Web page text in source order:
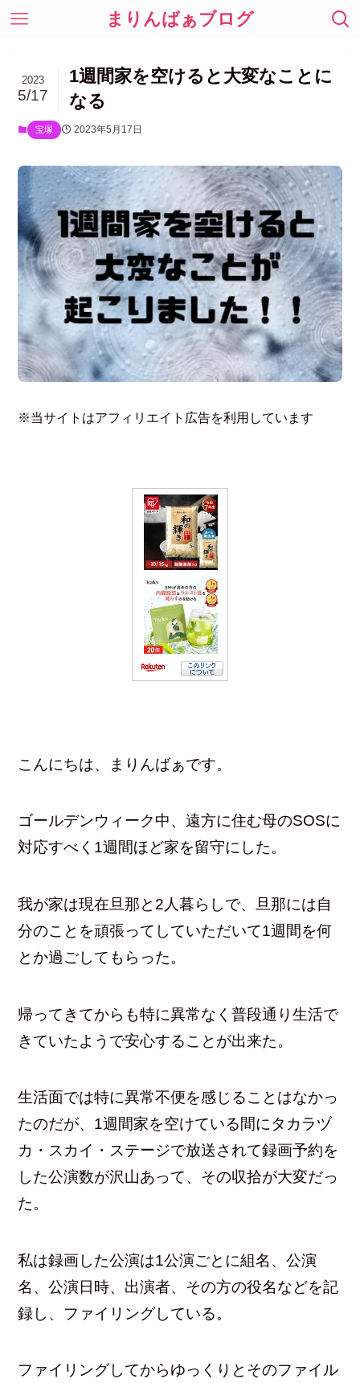
まりんばぁブログ
1週間家を空けると大変なことに
なる
2023
5/17
宝塚 2023年5月17日
※当サイトはアフィリエイト広告を利用しています
こんにちは、まりんばぁです。
ゴールデンウィーク中、遠方に住む母のSOSに
対応すべく1週間ほど家を留守にした。
我が家は現在旦那と2人暮らしで、旦那には自
分のことを頑張ってしていただいて1週間を何
とか過ごしてもらった。
帰ってきてからも特に異常なく普段通り生活で
きていたようで安心することが出来た。
生活面では特に異常不便を感じることはなかっ
たのだが、1週間家を空けている間にタカラヅ
カ・スカイ・ステージで放送されて録画予約を
した公演数が沢山あって、その収拾が大変だっ
た。
私は録画した公演は1公演ごとに組名、公演
名、公演日時、出演者、その方の役名などを記
録し、ファイリングしている。
ファイリングしてからゆっくりとそのファイル